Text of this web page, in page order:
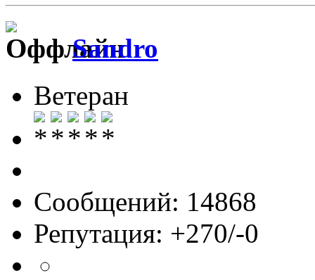
Sandro
Ветеран
Сообщений: 14868
Репутация: +270/-0